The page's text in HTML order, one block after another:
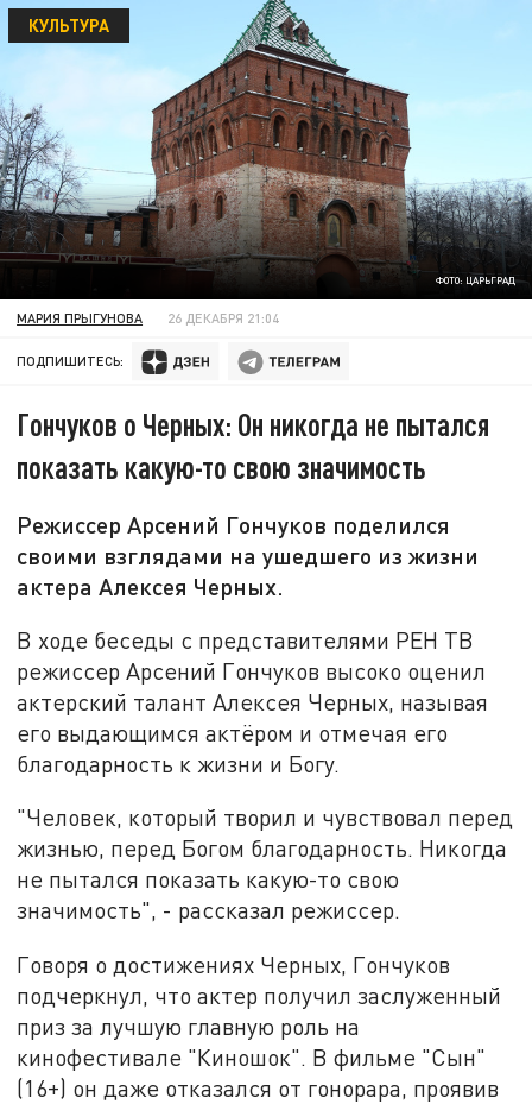
ФОТО: ЦАРЬГРАД
КУЛЬТУРА
МАРИЯ ПРЫГУНОВА 26 ДЕКАБРЯ 21:04
ПОДПИШИТЕСЬ:
Гончуков о Черных: Он никогда не пытался
показать какую-то свою значимость
Режиссер Арсений Гончуков поделился
своими взглядами на ушедшего из жизни
актера Алексея Черных.
В ходе беседы с представителями РЕН ТВ
режиссер Арсений Гончуков высоко оценил
актерский талант Алексея Черных, называя
его выдающимся актёром и отмечая его
благодарность к жизни и Богу.
"Человек, который творил и чувствовал перед
жизнью, перед Богом благодарность. Никогда
не пытался показать какую-то свою
значимость", - рассказал режиссер.
Говоря о достижениях Черных, Гончуков
подчеркнул, что актер получил заслуженный
приз за лучшую главную роль на
кинофестивале "Киношок". В фильме "Сын"
(16+) он даже отказался от гонорара, проявив